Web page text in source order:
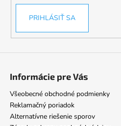
PRIHLÁSIŤ SA
Informácie pre Vás
Všeobecné obchodné podmienky
Reklamačný poriadok
Alternatívne riešenie sporov